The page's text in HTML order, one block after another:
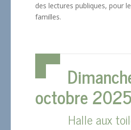
des lectures publiques, pour
familles.
octobre 2025
Halle aux